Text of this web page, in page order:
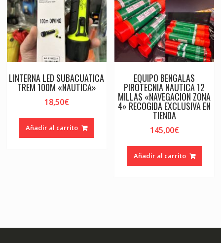
LINTERNA LED SUBACUATICA
TREM 100M «NAUTICA»
18,50€
Añadir al carrito
EQUIPO BENGALAS
PIROTECNIA NAUTICA 12
MILLAS «NAVEGACION ZONA
4» RECOGIDA EXCLUSIVA EN
TIENDA
145,00€
Añadir al carrito